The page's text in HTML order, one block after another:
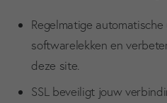
Regelmatige
softwarelekken en
deze site.
SSL beveiligt jouw